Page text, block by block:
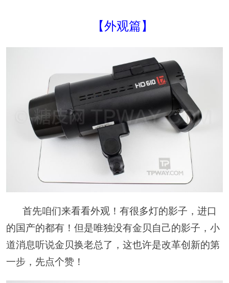
【外观篇】
首先咱们来看看外观！有很多灯的影子，进口
的国产的都有！但是唯独没有金贝自己的影子，小
道消息听说金贝换老总了，这也许是改革创新的第
一步，先点个赞！